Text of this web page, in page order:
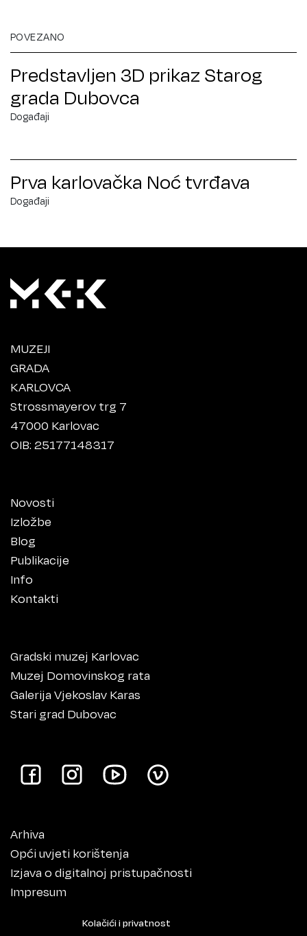
POVEZANO
Predstavljen 3D prikaz Starog
grada Dubovca
Događaji
Prva karlovačka Noć tvrđava
Događaji
MUZEJI
GRADA
KARLOVCA
Strossmayerov trg 7
47000 Karlovac
OIB: 25177148317
Novosti
Izložbe
Blog
Publikacije
Info
Kontakti
Gradski muzej Karlovac
Muzej Domovinskog rata
Galerija Vjekoslav Karas
Stari grad Dubovac
Arhiva
Opći uvjeti korištenja
Izjava o digitalnoj pristupačnosti
Impresum
Kolačići i privatnost